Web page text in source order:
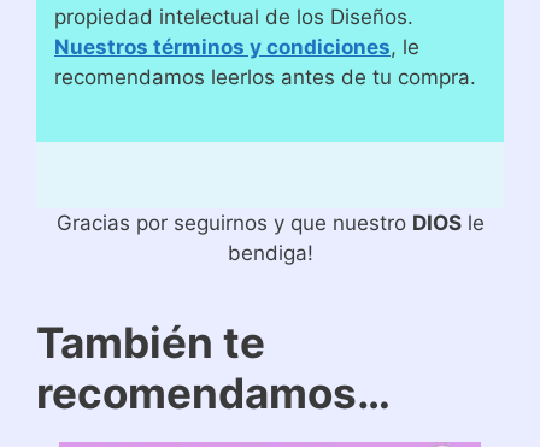
propiedad intelectual de los Diseños.
Nuestros términos y condiciones, le
recomendamos leerlos antes de tu compra.
Gracias por seguirnos y que nuestro DIOSle
bendiga!
También te
recomendamos…